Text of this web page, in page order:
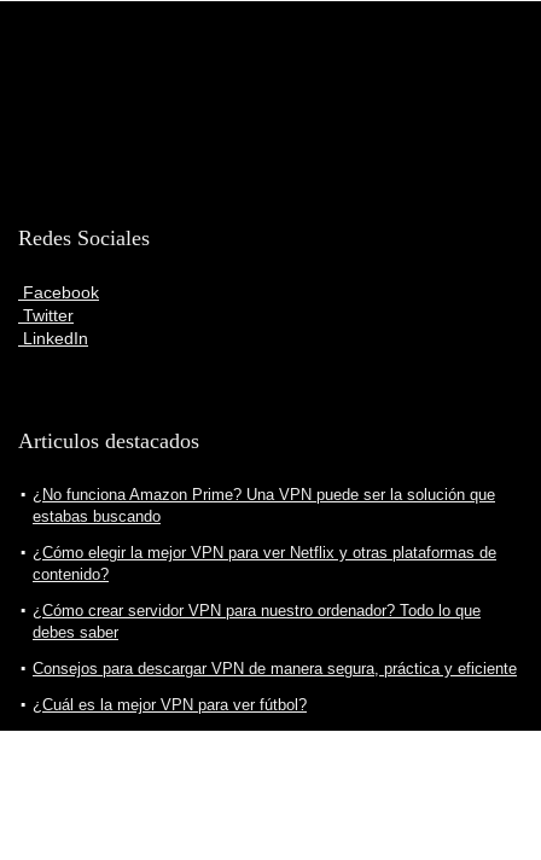
Redes Sociales
Facebook
Twitter
LinkedIn
Articulos destacados
¿No funciona Amazon Prime? Una VPN puede ser la solución que
estabas buscando
¿Cómo elegir la mejor VPN para ver Netflix y otras plataformas de
contenido?
¿Cómo crear servidor VPN para nuestro ordenador? Todo lo que
debes saber
Consejos para descargar VPN de manera segura, práctica y eficiente
¿Cuál es la mejor VPN para ver fútbol?